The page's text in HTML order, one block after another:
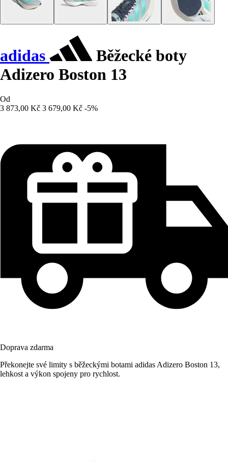
adidas
Běžecké boty
Adizero Boston 13
Od
3 873,00 Kč 3 679,00 Kč -5%
Doprava zdarma
Překonejte své limity s běžeckými botami adidas Adizero Boston 13,
lehkost a výkon spojeny pro rychlost.